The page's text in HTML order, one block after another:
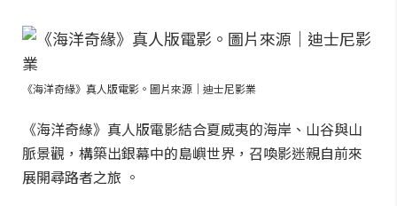
《海洋奇緣》真人版電影。圖片來源｜迪士尼影業
《海洋奇緣》真人版電影結合夏威夷的海岸、山谷與山
脈景觀，構築出銀幕中的島嶼世界，召喚影迷親自前來
展開尋路者之旅 。